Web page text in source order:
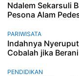
Ndalem Sekarsuli
Pesona Alam
PARIWISATA
Indahnya
Cobalah jika Berani
PENDIDIKAN